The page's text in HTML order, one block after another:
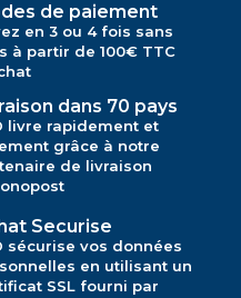
de paiement
en 3 ou 4 fois sans
à partir de 100€ TTC
dans 70 pays
livre rapidement et
grâce à notre
de livraison
Securise
sécurise vos données
en utilisant un
SSL fourni par